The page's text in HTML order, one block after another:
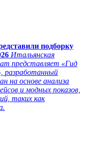
подборку
Итальянская
представляет «Гид
разработанный
на основе анализа
и модных показов,
таких как